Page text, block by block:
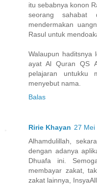
itu sebabnya konon
seorang
mendermakan
Rasul untuk
Walaupun haditsnya
ayat Al Quran QS
pelajaran untukku
menyebut nama.
Balas
Ririe Khayan 27 Mei
Alhamdulillah,
dengan adanya
Dhuafa ini.
membayar zakat,
zakat lainnya,